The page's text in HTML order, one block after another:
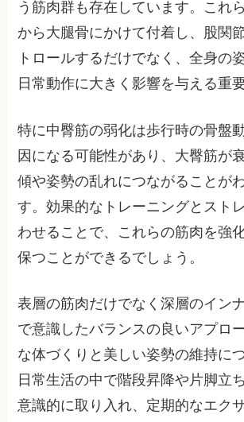
う筋肉群も存在しています。これ
から大腿骨にかけて付着し、股関
トロールするだけでなく、全身の
日常動作に大きく影響を与える重
特に中臀筋の弱化は歩行時の骨盤
因になる可能性があり、大臀筋が
傾や姿勢の乱れにつながることが
す。効果的なトレーニングとスト
わせることで、これらの筋肉を強
保つことができるでしょう。
表層の筋肉だけでなく深層のイン
で意識したバランスの良いアプロ
な体づくりと美しい姿勢の維持に
日常生活の中で階段昇降や片脚立
意識的に取り入れ、定期的なエク